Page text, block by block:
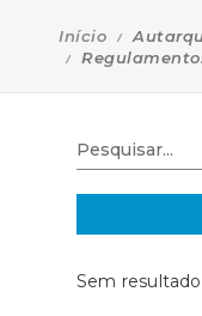
Início
Sem